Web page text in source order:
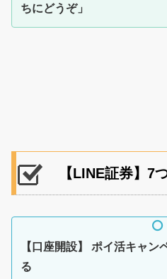
ちにどうぞ」
【LINE証券】7
【口座開設】 ポイ活キャン
る